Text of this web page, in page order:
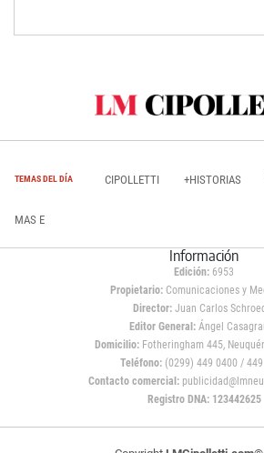
TEMAS DEL DÍA CIPOLLETTI +HISTORIAS
MAS E
Información
Edición: 6953
Propietario:Comunicaciones y
Director: Juan Carlos
Editor General:Ángel
Domicilio:Fotheringham 445,
Teléfono: (0299) 449 0400 /
Contacto comercial:
Registro DNA: 123442625